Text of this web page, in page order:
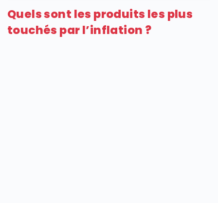
Quels sont les produits les plus
touchés par l’inflation ?